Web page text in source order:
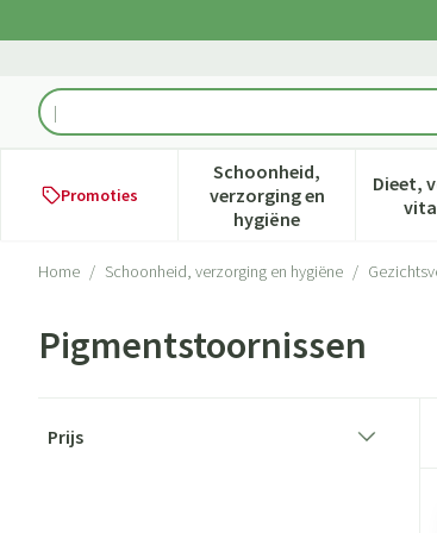
Product, merk, categorie...
Promoties
Schoonheid,
verzorging en
hygiëne
Toon submenu
Dieet,
Home / Schoonheid, verzorging en hygiëne /
Pigmentstoornissen
Prijs